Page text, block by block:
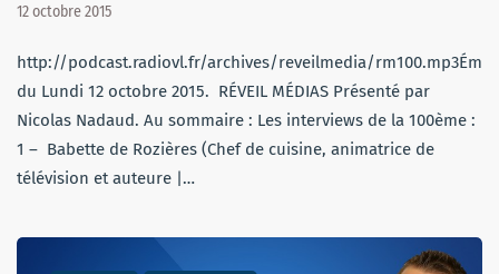
12 octobre 2015
http://podcast.radiovl.fr/archives/reveilmedia/
du Lundi 12 octobre 2015. RÉVEIL MÉDIAS Présenté par
Nicolas Nadaud. Au sommaire : Les interviews de la 100ème :
1 – Babette de Rozières (Chef de cuisine, animatrice de
télévision et auteure |…